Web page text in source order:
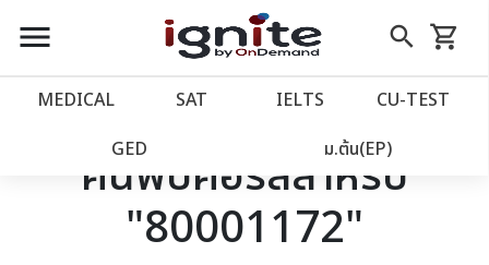
close
account_balance หน้าแรก
เว็บไซต์อิกไนท์
โปรโมชั่น
menu search
Skip
to
shopping_cart
รถเข็น
MEDICAL SAT IELTS CU‑TEST
GED ม.ต้น(EP)
ค้นพบคอร์สสำหรับ
"80001172"